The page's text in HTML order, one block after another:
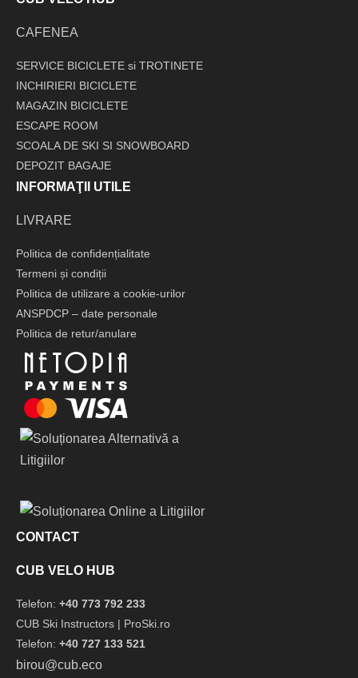
CAFENEA
SERVICE BICICLETE si TROTINETE
INCHIRIERI BICICLETE
MAGAZIN BICICLETE
ESCAPE ROOM
SCOALA DE SKI SI SNOWBOARD
DEPOZIT BAGAJE
INFORMAŢII UTILE
LIVRARE
Politica de confidențialitate
Termeni și condiții
Politica de utilizare a cookie-urilor
ANSPDCP – date personale
Politica de retur/anulare
CONTACT
CUB VELO HUB
Telefon: +40 773 792 233
CUB Ski Instructors | ProSki.ro
Telefon: +40 727 133 521
birou@cub.eco